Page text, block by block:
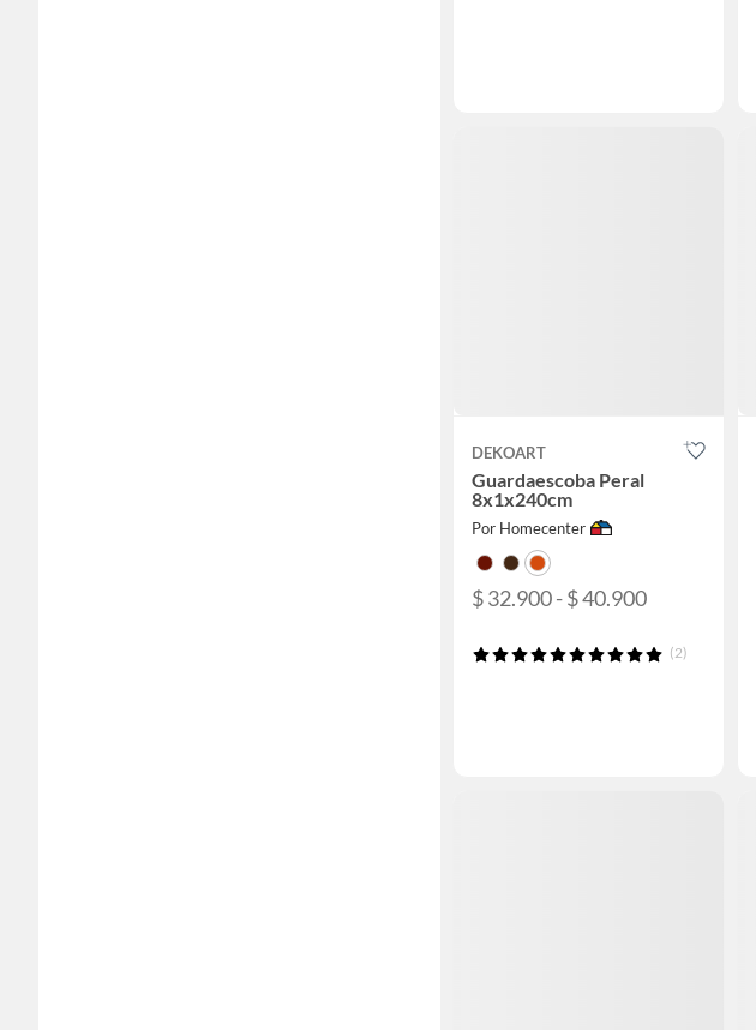
DEKOART
Guardaescoba Peral
8x1x240cm
Por Homecenter
$ 32.900 - $ 40.900
(2)